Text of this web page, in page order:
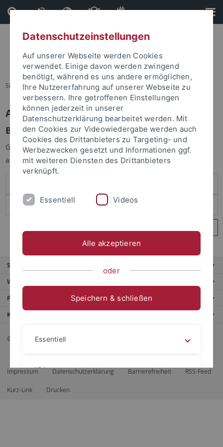
Direkt
zum
Inhalt
Direkt
zur
Fußleiste
Sie sind hier: Startseite
Anmelden
Benutzeranmeldung
Geben Sie Ihren Benutzernamen und Ihr Passwort an um sich
anzumelden:
Service
Weitere Angebote
Portale
Kontaktinfo
© 2026 Eberhard Karls Universität Tübingen, Tübingen
Impressum Datenschutzerklärung Barrierefreiheit RSS-Feed
Kurz-Link Drucken
Datenschutzeinstellungen
Auf unserer Webseite werden Cookies
verwendet. Einige davon werden zwingend
benötigt, während es uns andere ermöglichen,
Ihre Nutzererfahrung auf unserer Webseite zu
verbessern. Ihre getroffenen Einstellungen
können jederzeit in unserer
Datenschutzerklärung bearbeitet werden. Mit
den Cookies zur Videowiedergabe werden auch
Cookies des Drittanbieters zu Targeting- und
Werbezwecken gesetzt und Informationen ggf.
mit weiteren Diensten des Drittanbieters
verknüpft.
Essentiell Videos
Alle akzeptieren
oder
Speichern & schließen
Essentiell
Videos